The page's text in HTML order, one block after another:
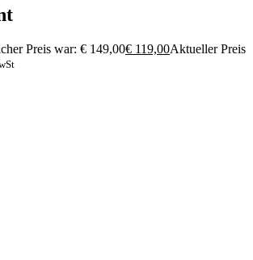
Preis war: € 149,00€ 119,00Aktueller Preis